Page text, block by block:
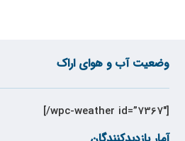
وضعیت آب و هوای اراک
[wpc-weather id=”7367″/]